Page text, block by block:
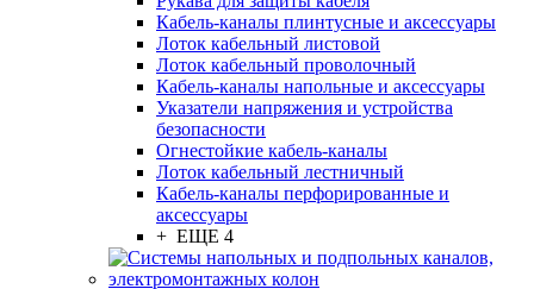
Кабель-каналы плинтусные и аксессуары
Лоток кабельный листовой
Лоток кабельный проволочный
Кабель-каналы напольные и аксессуары
Указатели напряжения и устройства
безопасности
Огнестойкие кабель-каналы
Лоток кабельный лестничный
Кабель-каналы перфорированные и
аксессуары
+ ЕЩЕ 4